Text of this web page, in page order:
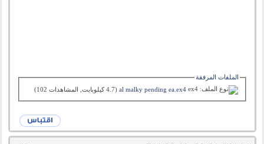
الملفات المرفقة
al malky pending ea.ex4‏(4.7 كيلوبايت, المشاهدات 102)